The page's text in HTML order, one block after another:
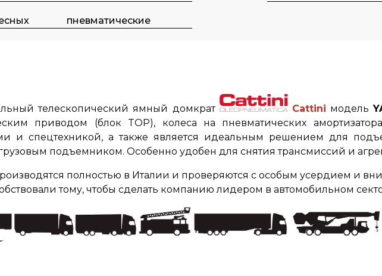
пневматические
телескопический ямный домкрат Cattini модель
приводом (блок TOP), колеса на пневматических
и спецтехникой, а также является идеальным решением для
подъемником. Особенно удобен для снятия трансмиссий и
полностью в Италии и проверяются с особым усердием и
тому, чтобы сделать компанию лидером в автомобильном